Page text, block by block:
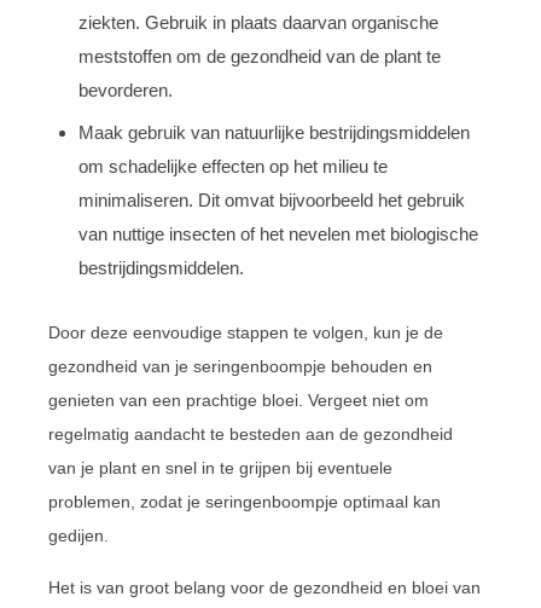
ziekten. Gebruik in plaats daarvan organische
meststoffen om de gezondheid van de plant te
bevorderen.
Maak gebruik van natuurlijke bestrijdingsmiddelen
om schadelijke effecten op het milieu te
minimaliseren. Dit omvat bijvoorbeeld het gebruik
van nuttige insecten of het nevelen met biologische
bestrijdingsmiddelen.
Door deze eenvoudige stappen te volgen, kun je de
gezondheid van je seringenboompje behouden en
genieten van een prachtige bloei. Vergeet niet om
regelmatig aandacht te besteden aan de gezondheid
van je plant en snel in te grijpen bij eventuele
problemen, zodat je seringenboompje optimaal kan
gedijen.
Het is van groot belang voor de gezondheid en bloei van